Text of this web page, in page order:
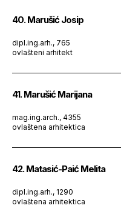
40. Marušić Josip
dipl.ing.arh., 765
ovlašteni arhitekt
41. Marušić Marijana
mag.ing.arch., 4355
ovlaštena arhitektica
42. Matasić-Paić Melita
dipl.ing.arh., 1290
ovlaštena arhitektica